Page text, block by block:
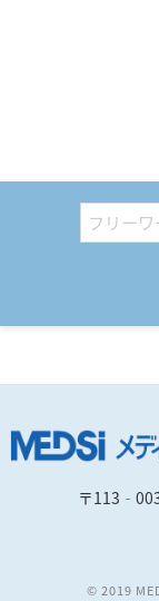
〒
© 2019